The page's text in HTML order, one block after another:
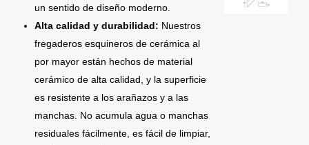
un sentido de diseño moderno.
Alta calidad y durabilidad: Nuestros
fregaderos esquineros de cerámica al
por mayor están hechos de material
cerámico de alta calidad, y la superficie
es resistente a los arañazos y a las
manchas. No acumula agua o manchas
residuales fácilmente, es fácil de limpiar,